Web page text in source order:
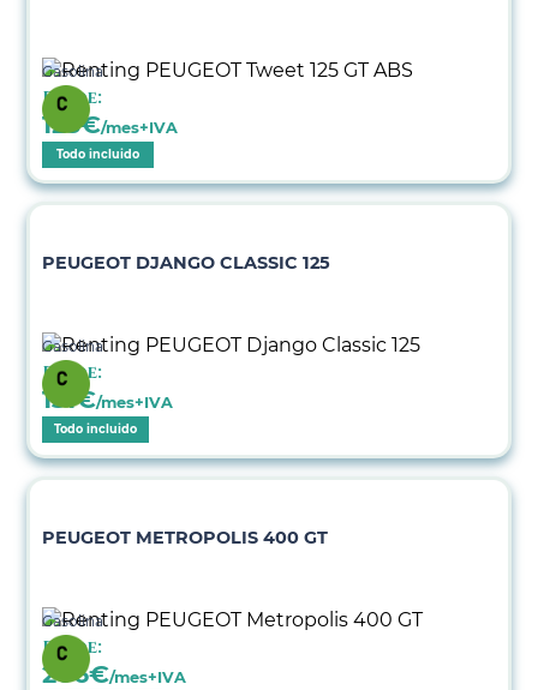
Gasolina
Desde:
123€/mes+IVA
Todo incluido
PEUGEOT DJANGO CLASSIC 125
Gasolina
Desde:
131€/mes+IVA
Todo incluido
PEUGEOT METROPOLIS 400 GT
Gasolina
Desde:
206€/mes+IVA